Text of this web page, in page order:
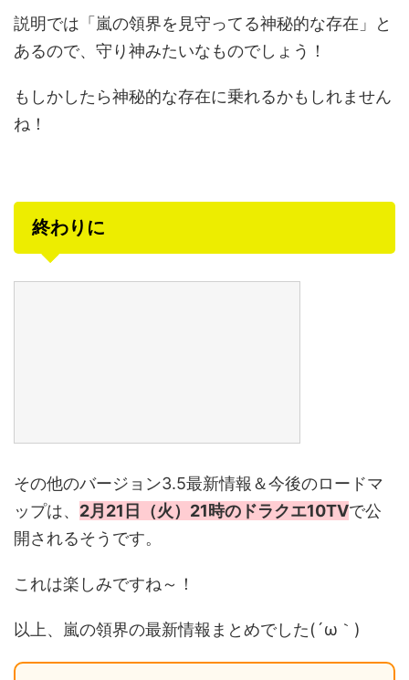
説明では「嵐の領界を見守ってる神秘的な存在」と
あるので、守り神みたいなものでしょう！
もしかしたら神秘的な存在に乗れるかもしれません
ね！
終わりに
その他のバージョン3.5最新情報＆今後のロードマ
ップは、 2月21日（火）21時のドラクエ10TVで公
開されるそうです。
これは楽しみですね～！
以上、嵐の領界の最新情報まとめでした(´ω｀)